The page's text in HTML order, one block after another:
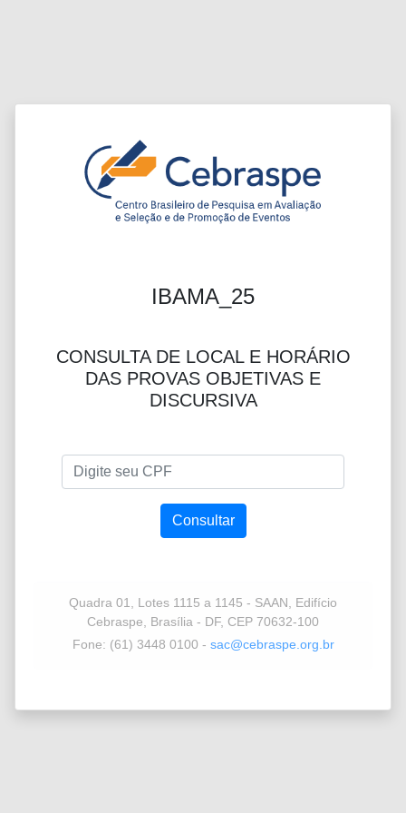
IBAMA_25
CONSULTA DE LOCAL E HORÁRIO
DAS PROVAS OBJETIVAS E
DISCURSIVA
Quadra 01, Lotes 1115 a 1145 - SAAN, Edifício
Cebraspe, Brasília - DF, CEP 70632-100
Fone: (61) 3448 0100 - sac@cebraspe.org.br